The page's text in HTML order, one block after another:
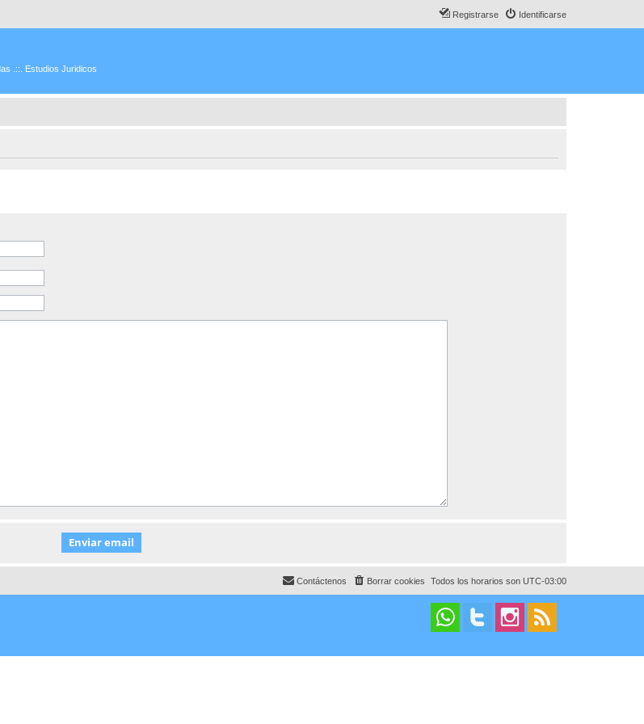
Identificarse
Registrarse
.::. Estudios Juridicos
Todos los horarios son UTC-03:00
Borrar cookies
Contáctenos